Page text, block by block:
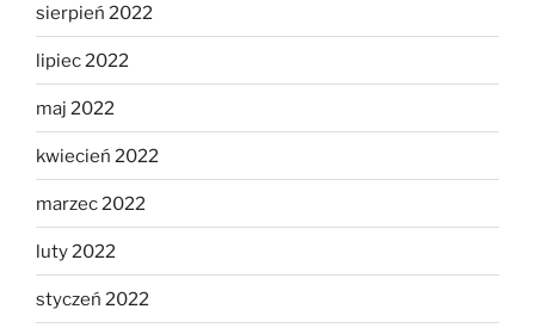
sierpień 2022
lipiec 2022
maj 2022
kwiecień 2022
marzec 2022
luty 2022
styczeń 2022